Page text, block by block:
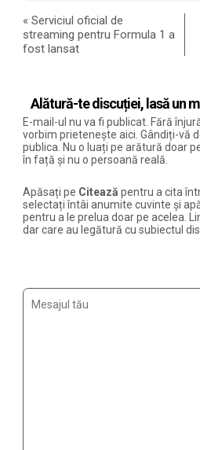
«Serviciul oficial de
streaming pentru Formula 1 a
fost lansat
Alătură-te discuției, lasă un
E-mail-ul nu va fi publicat. Fără
vorbim prietenește aici. Gândiți-vă
publica. Nu o luați pe arătură doar
în față și nu o persoană reală.
Apăsați pe Citează pentru a cita
selectați întâi anumite cuvinte și
pentru a le prelua doar pe acelea.
dar care au legătură cu subiectul